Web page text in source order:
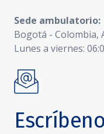
Sede ambulatorio:
Bogotá - Colombia,
Lunes a viernes: